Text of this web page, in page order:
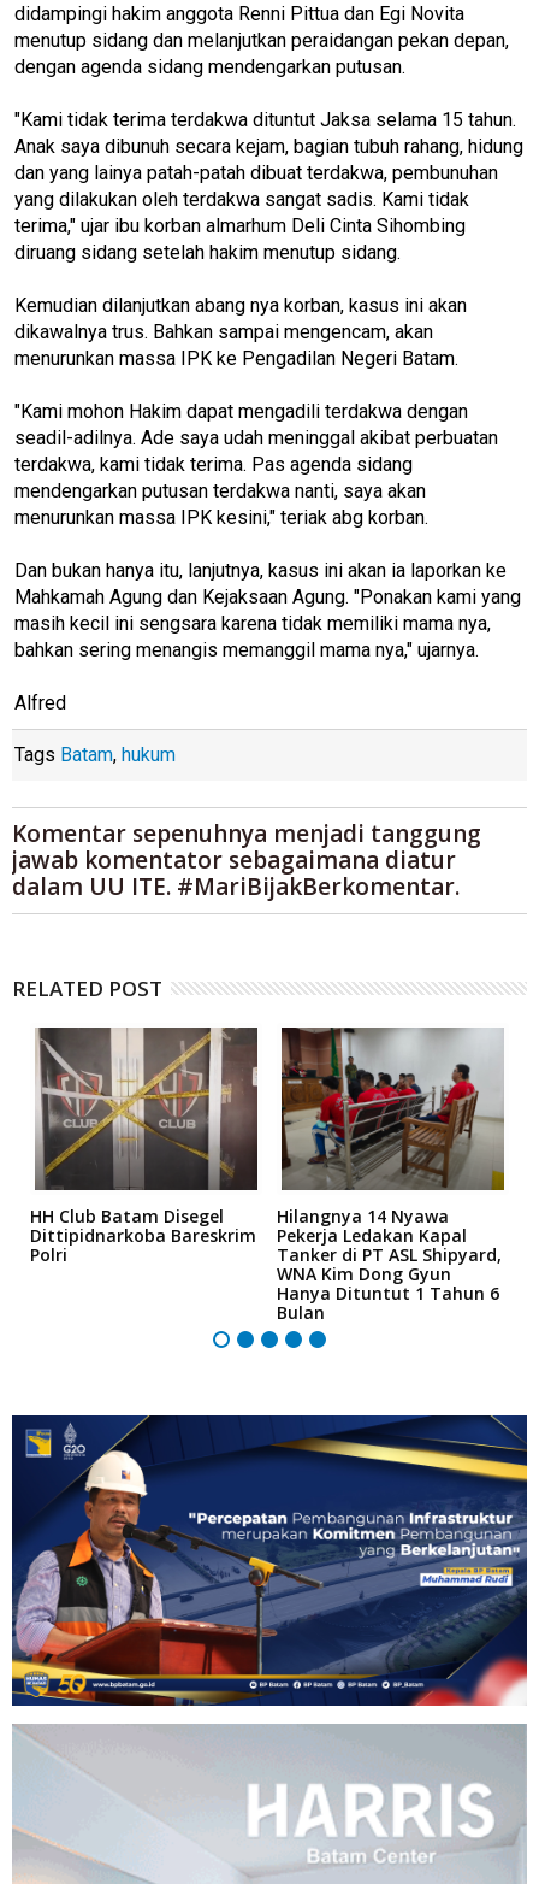
didampingi hakim anggota Renni Pittua dan Egi Novita
menutup sidang dan melanjutkan peraidangan pekan depan,
dengan agenda sidang mendengarkan putusan.
"Kami tidak terima terdakwa dituntut Jaksa selama 15 tahun.
Anak saya dibunuh secara kejam, bagian tubuh rahang, hidung
dan yang lainya patah-patah dibuat terdakwa, pembunuhan
yang dilakukan oleh terdakwa sangat sadis. Kami tidak
terima," ujar ibu korban almarhum Deli Cinta Sihombing
diruang sidang setelah hakim menutup sidang.
Kemudian dilanjutkan abang nya korban, kasus ini akan
dikawalnya trus. Bahkan sampai mengencam, akan
menurunkan massa IPK ke Pengadilan Negeri Batam.
"Kami mohon Hakim dapat mengadili terdakwa dengan
seadil-adilnya. Ade saya udah meninggal akibat perbuatan
terdakwa, kami tidak terima. Pas agenda sidang
mendengarkan putusan terdakwa nanti, saya akan
menurunkan massa IPK kesini," teriak abg korban.
Dan bukan hanya itu, lanjutnya, kasus ini akan ia laporkan ke
Mahkamah Agung dan Kejaksaan Agung. "Ponakan kami yang
masih kecil ini sengsara karena tidak memiliki mama nya,
bahkan sering menangis memanggil mama nya," ujarnya.
Alfred
Tags Batam, hukum
Komentar sepenuhnya menjadi tanggung
jawab komentator sebagaimana diatur
dalam UU ITE. #MariBijakBerkomentar.
RELATED POST
HH Club Batam Disegel
Dittipidnarkoba Bareskrim
Polri
Hilangnya 14 Nyawa
Pekerja Ledakan Kapal
Tanker di PT ASL Shipyard,
WNA Kim Dong Gyun
Hanya Dituntut 1 Tahun 6
Bulan